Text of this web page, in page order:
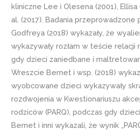
kliniczne Lee i Olesena (2001),
al. (2017). Badania przeprowadzone
Godfreya (2018) wykazały, że
wykazywały rozłam w teście relacji
gdy dzieci zaniedbane i
Wreszcie Bernet i wsp. (2018)
wyobcowane dzieci wykazywały
rozdwojenia w Kwestionariuszu
rodziców (PARQ), podczas gdy
Bernet i inni wykazali, że wynik